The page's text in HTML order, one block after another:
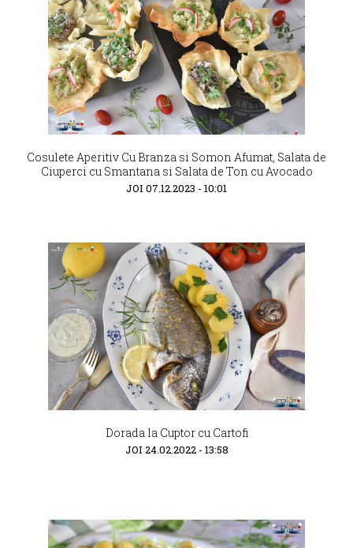
Cosulete Aperitiv Cu Branza si Somon Afumat, Salata de
Ciuperci cu Smantana si Salata de Ton cu Avocado
JOI 07.12.2023 - 10:01
Dorada la Cuptor cu Cartofi
JOI 24.02.2022 - 13:58